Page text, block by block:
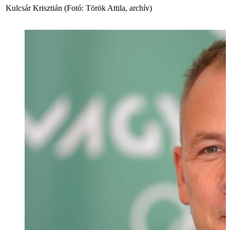
Kulcsár Krisztián (Fotó: Török Attila, archív)